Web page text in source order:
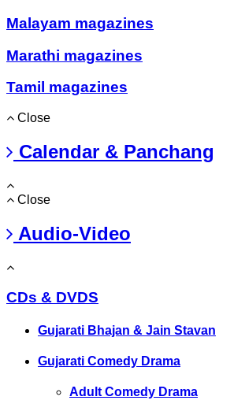
Malayam magazines
Marathi magazines
Tamil magazines
Close
Calendar & Panchang
Close
Audio-Video
CDs & DVDS
Gujarati Bhajan & Jain Stavan
Gujarati Comedy Drama
Adult Comedy Drama